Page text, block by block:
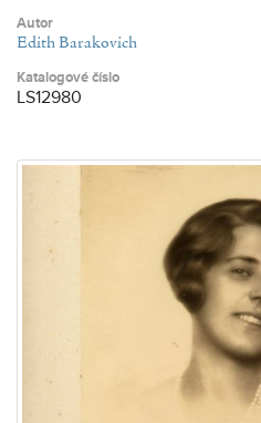
Autor
Edith Barakovich
Katalogové číslo
LS12980